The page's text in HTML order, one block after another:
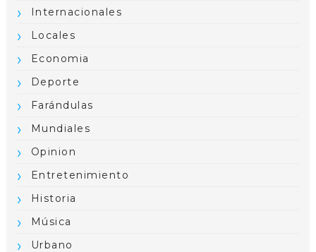
Internacionales
Locales
Economia
Deporte
Farándulas
Mundiales
Opinion
Entretenimiento
Historia
Música
Urbano